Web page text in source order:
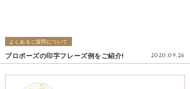
よくあるご質問について
2020.09.26
プロポーズの印字フレーズ例をご紹介!